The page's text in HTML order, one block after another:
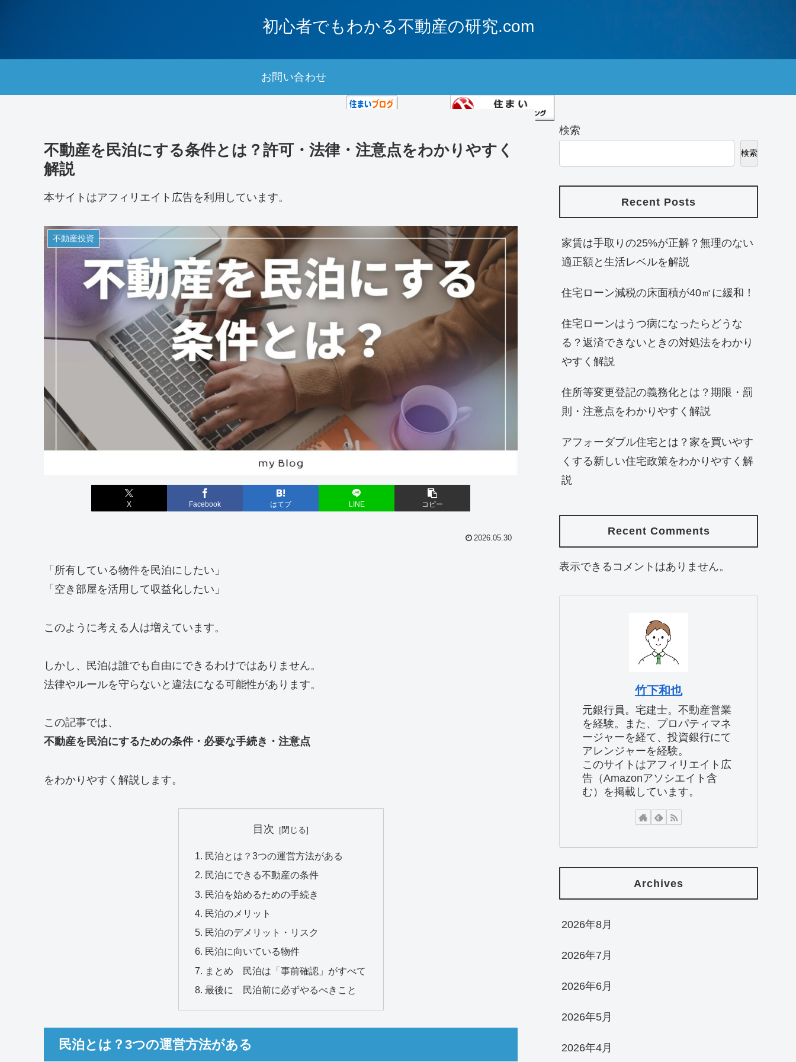
初心者でもわかる不動産の研究.com
お問い合わせ
にほんブログ村
住まいランキング
不動産を民泊にする条件とは？許可・法律・注意点をわかりやすく
解説
本サイトはアフィリエイト広告を利用しています。
不動産投資
X Facebook はてブ LINE コピー
2026.05.30
「所有している物件を民泊にしたい」
「空き部屋を活用して収益化したい」
このように考える人は増えています。
しかし、民泊は誰でも自由にできるわけではありません。
法律やルールを守らないと違法になる可能性があります。
この記事では、
不動産を民泊にするための条件・必要な手続き・注意点
をわかりやすく解説します。
目次
民泊とは？3つの運営方法がある
民泊にできる不動産の条件
民泊を始めるための手続き
民泊のメリット
民泊のデメリット・リスク
民泊に向いている物件
まとめ 民泊は「事前確認」がすべて
最後に 民泊前に必ずやるべきこと
民泊とは？3つの運営方法がある
検索
検索
Recent Posts
家賃は手取りの25%が正解？無理のない
適正額と生活レベルを解説
住宅ローン減税の床面積が40㎡に緩和！
住宅ローンはうつ病になったらどうな
る？返済できないときの対処法をわかり
やすく解説
住所等変更登記の義務化とは？期限・罰
則・注意点をわかりやすく解説
アフォーダブル住宅とは？家を買いやす
くする新しい住宅政策をわかりやすく解
説
Recent Comments
表示できるコメントはありません。
竹下和也
元銀行員。宅建士。不動産営業
を経験。また、プロパティマネ
ージャーを経て、投資銀行にて
アレンジャーを経験。
このサイトはアフィリエイト広
告（Amazonアソシエイト含
む）を掲載しています。
Archives
2026年8月
2026年7月
2026年6月
2026年5月
2026年4月